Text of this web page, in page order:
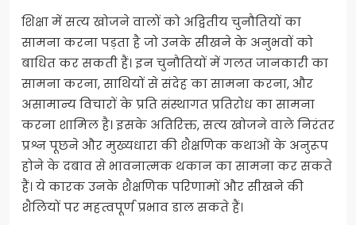
शिक्षा में सत्य खोजने वालों को अद्वितीय चुनौतियों का
सामना करना पड़ता है जो उनके सीखने के अनुभवों को
बाधित कर सकती हैं। इन चुनौतियों में गलत जानकारी का
सामना करना, साथियों से संदेह का सामना करना, और
असामान्य विचारों के प्रति संस्थागत प्रतिरोध का सामना
करना शामिल है। इसके अतिरिक्त, सत्य खोजने वाले निरंतर
प्रश्न पूछने और मुख्यधारा की शैक्षणिक कथाओं के अनुरूप
होने के दबाव से भावनात्मक थकान का सामना कर सकते
हैं। ये कारक उनके शैक्षणिक परिणामों और सीखने की
शैलियों पर महत्वपूर्ण प्रभाव डाल सकते हैं।